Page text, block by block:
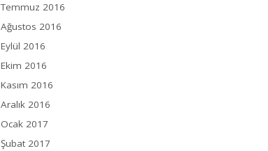
Temmuz 2016
Ağustos 2016
Eylül 2016
Ekim 2016
Kasım 2016
Aralık 2016
Ocak 2017
Şubat 2017